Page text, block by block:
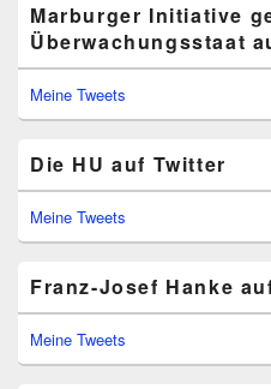
Marburger Initiative
Überwachungsstaat
Meine Tweets
Die HU auf Twitter
Meine Tweets
Franz-Josef Hanke
Meine Tweets